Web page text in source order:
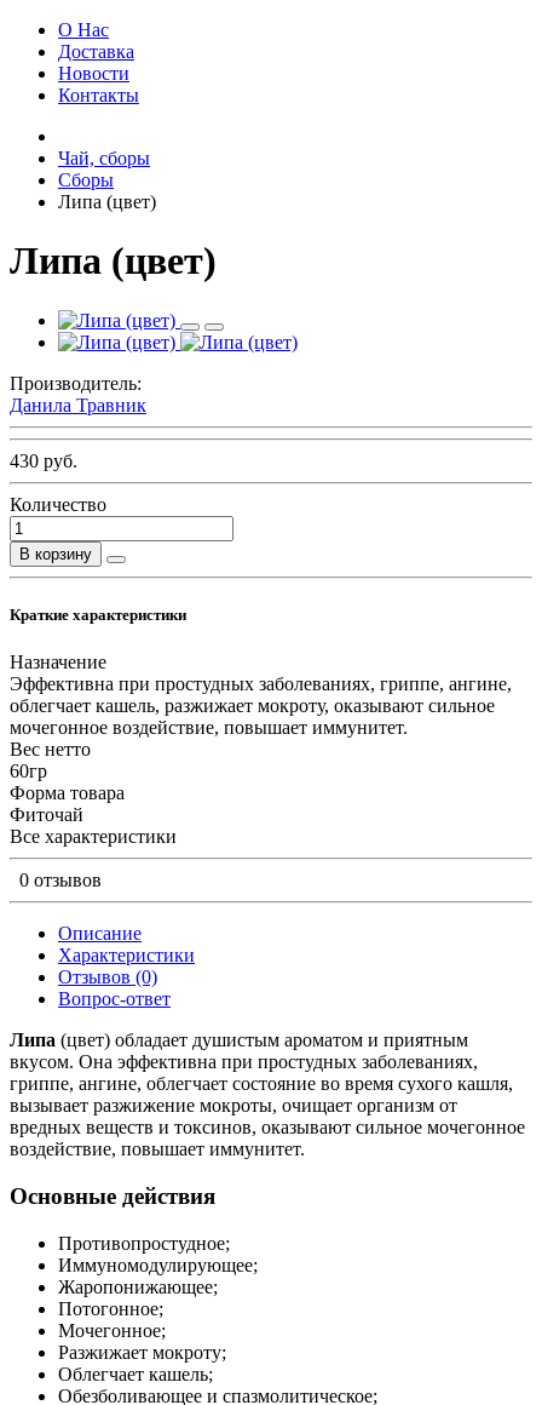
О Нас
Доставка
Новости
Контакты
Чай, сборы
Сборы
Липа (цвет)
Липа (цвет)
Производитель:
Данила Травник
430 руб.
Количество
В корзину
Краткие характеристики
Назначение
Эффективна при простудных заболеваниях, гриппе, ангине,
облегчает кашель, разжижает мокроту, оказывают сильное
мочегонное воздействие, повышает иммунитет.
Вес нетто
60гр
Форма товара
Фиточай
Все характеристики
0 отзывов
Описание
Характеристики
Отзывов (0)
Вопрос-ответ
Липа (цвет) обладает душистым ароматом и приятным
вкусом. Она эффективна при простудных заболеваниях,
гриппе, ангине, облегчает состояние во время сухого кашля,
вызывает разжижение мокроты, очищает организм от
вредных веществ и токсинов, оказывают сильное мочегонное
воздействие, повышает иммунитет.
Основные действия
Противопростудное;
Иммуномодулирующее;
Жаропонижающее;
Потогонное;
Мочегонное;
Разжижает мокроту;
Облегчает кашель;
Обезболивающее и спазмолитическое;